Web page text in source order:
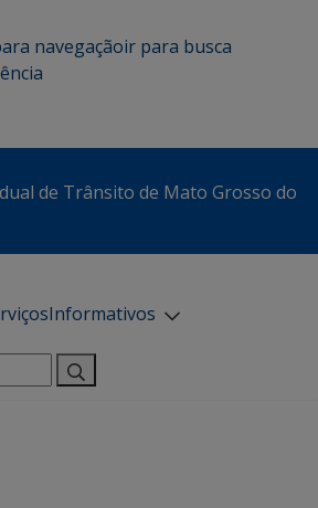
navegaçãoir para busca
de Trânsito de Mato Grosso do
Informativos